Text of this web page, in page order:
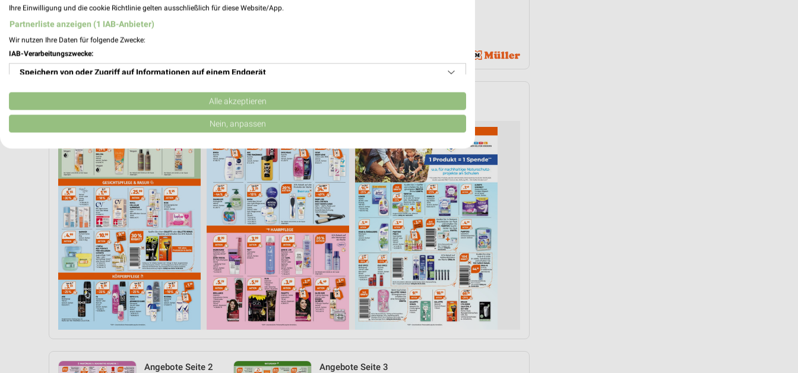
WELLNESS FÜR ZUHAUSE
Angebote Seite 2
Angebote Seite 3
Ihre Einwilligung und die cookie Richtlinie gelten ausschließlich für diese Website/App.
Partnerliste anzeigen (1 IAB-Anbieter)
Wir nutzen Ihre Daten für folgende Zwecke:
IAB-Verarbeitungszwecke:
Speichern von oder Zugriff auf Informationen auf einem Endgerät
Verwendung reduzierter Daten zur Auswahl von Werbeanzeigen
Erstellung von Profilen für personalisierte Werbung
Erstellung von Profilen zur Personalisierung von Inhalten
Verwendung von Profilen zur Auswahl personalisierter Inhalte
Messung der Werbeleistung
Messung der Performance von Inhalten
Analyse von Zielgruppen durch Statistiken oder Kombinationen von Daten aus verschiedenen
Entwicklung und Verbesserung der Angebote
Verwendung reduzierter Daten zur Auswahl von Inhalten
Verwendung genauer Standortdaten
Alle akzeptieren
Nein, anpassen